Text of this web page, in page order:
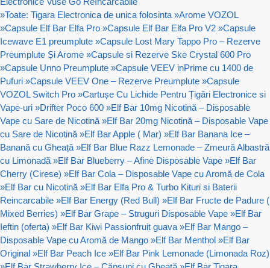
»Toate: Tigara Electronica de unica folosinta »Arome VOZOL
»Capsule Elf Bar Elfa Pro »Capsule Elf Bar Elfa Pro V2 »Capsule
Icewave E1 preumplute »Capsule Lost Mary Tappo Pro – Rezerve
Preumplute Și Arome »Capsule si Rezerve Ske Crystal 600 Pro
»Capsule Unno Preumplute »Capsule VEEV inPrime cu 1400 de
Pufuri »Capsule VEEV One – Rezerve Preumplute »Capsule
VOZOL Switch Pro »Cartușe Cu Lichide Pentru Țigări Electronice si
Vape-uri »Drifter Poco 600 »Elf Bar 10mg Nicotină – Disposable
Vape cu Sare de Nicotină »Elf Bar 20mg Nicotină – Disposable Vape
cu Sare de Nicotină »Elf Bar Apple ( Mar) »Elf Bar Banana Ice –
Banană cu Gheață »Elf Bar Blue Razz Lemonade – Zmeură Albastră
cu Limonadă »Elf Bar Blueberry – Afine Disposable Vape »Elf Bar
Cherry (Cirese) »Elf Bar Cola – Disposable Vape cu Aromă de Cola
»Elf Bar cu Nicotină »Elf Bar Elfa Pro & Turbo Kituri si Baterii
Reincarcabile »Elf Bar Energy (Red Bull) »Elf Bar Fructe de Padure (
Mixed Berries) »Elf Bar Grape – Struguri Disposable Vape »Elf Bar
Ieftin (oferta) »Elf Bar Kiwi Passionfruit guava »Elf Bar Mango –
Disposable Vape cu Aromă de Mango »Elf Bar Menthol »Elf Bar
Original »Elf Bar Peach Ice »Elf Bar Pink Lemonade (Limonada Roz)